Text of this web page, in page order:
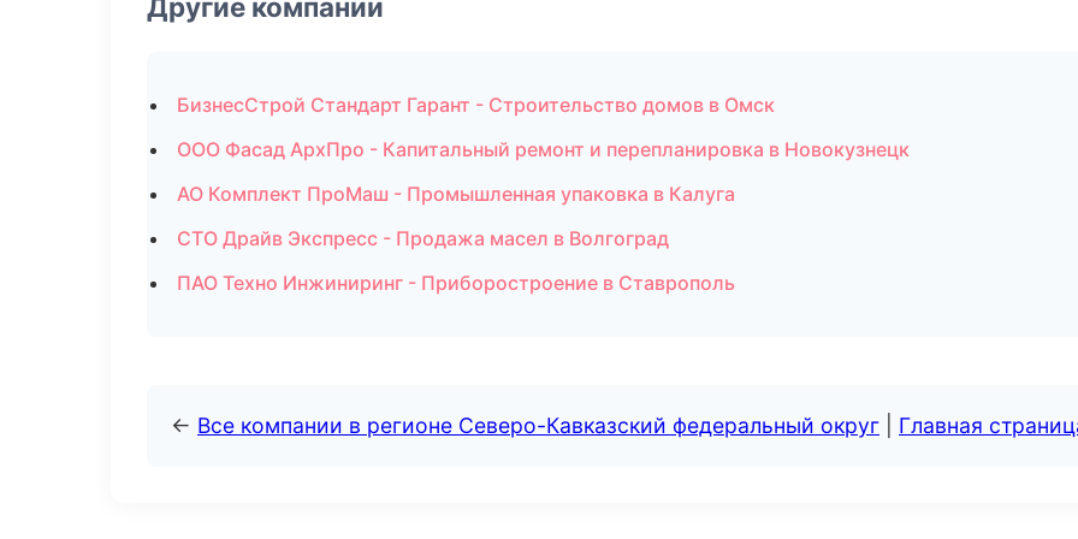
Другие компании
БизнесСтрой Стандарт Гарант - Строительство домов в Омск
ООО Фасад АрхПро - Капитальный ремонт и перепланировка в Новокузнецк
АО Комплект ПроМаш - Промышленная упаковка в Калуга
СТО Драйв Экспресс - Продажа масел в Волгоград
ПАО Техно Инжиниринг - Приборостроение в Ставрополь
← Все компании в регионе Северо-Кавказский федеральный округ Главная